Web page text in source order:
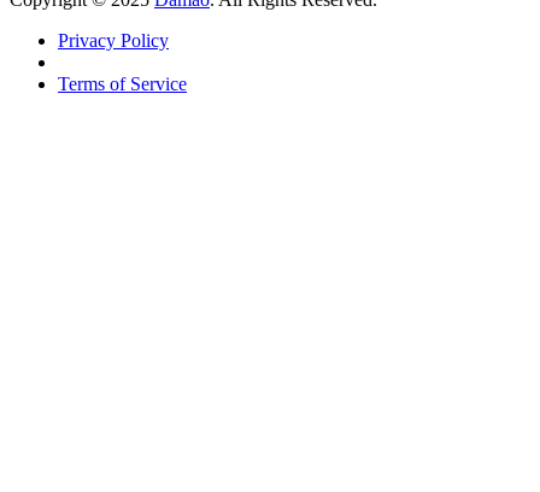
Privacy Policy
Terms of Service